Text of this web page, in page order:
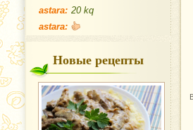
astara: 20 kq
astara:
Новые рецепты